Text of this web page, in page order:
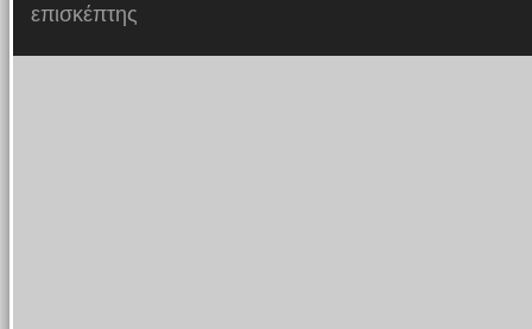
επισκέπτης